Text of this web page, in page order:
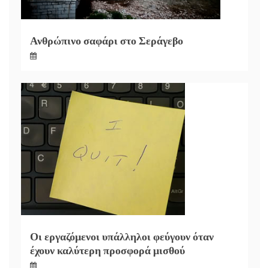
Ανθρώπινο σαφάρι στο Σεράγεβο
Οι εργαζόμενοι υπάλληλοι φεύγουν όταν
έχουν καλύτερη προσφορά μισθού